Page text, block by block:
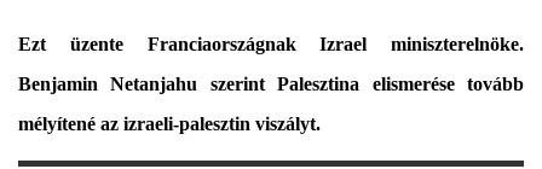
GLOBOTV
AFRIKA TUDÁSTÁR
Ezt üzente Franciaországnak Izrael miniszterelnöke.
Benjamin Netanjahu szerint Palesztina elismerése tovább
mélyítené az izraeli-palesztin viszályt.